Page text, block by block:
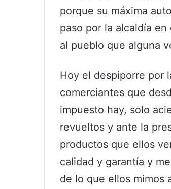
porque su máxima
paso por la alcaldía
al pueblo que alguna
Hoy el despiporre por
comerciantes que
impuesto hay, solo
revueltos y ante la
productos que ellos
calidad y garantía y
de lo que ellos mimos